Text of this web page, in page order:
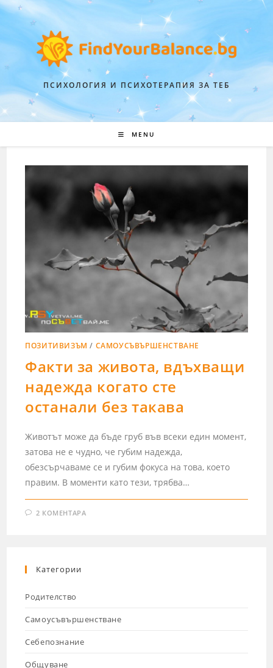
ПСИХОЛОГИЯ И ПСИХОТЕРАПИЯ ЗА ТЕБ
MENU
ПОЗИТИВИЗЪМ / САМОУСЪВЪРШЕНСТВАНЕ
Факти за живота, вдъхващи
надежда когато сте
останали без такава
Животът може да бъде груб във всеки един момент,
затова не е чудно, че губим надежда,
обезсърчаваме се и губим фокуса на това, което
правим. В моменти като тези, трябва…
2 КОМЕНТАРА
Категории
Родителство
Самоусъвършенстване
Себепознание
Общуване